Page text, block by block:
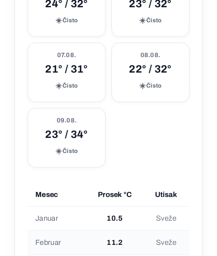
24° / 32°
☀️Čisto
23° / 32°
☀️Čisto
07.08.
21° / 31°
☀️Čisto
08.08.
22° / 32°
☀️Čisto
09.08.
23° / 34°
☀️Čisto
Mesec Prosek °C Utisak
Januar 10.5 Sveže
Februar 11.2 Sveže